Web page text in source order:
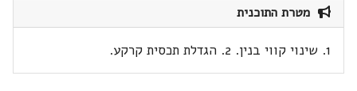
מטרת התוכנית
1. שינוי קווי בנין. 2. הגדלת תכסית קרקע.